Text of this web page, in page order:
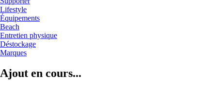
Lifestyle
Équipements
Beach
Entretien physique
Déstockage
Marques
Ajout en cours...